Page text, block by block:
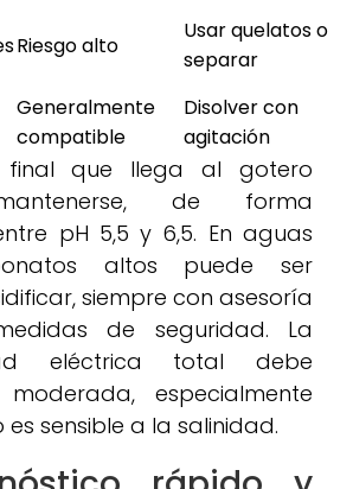
Riesgo alto
Usar quelatos o
separar
Generalmente
compatible
Disolver con
agitación
final que llega al gotero
de forma
pH 5,5 y 6,5. En aguas
altos puede ser
siempre con asesoría
de seguridad. La
eléctrica total debe
moderada, especialmente
sensible a la salinidad.